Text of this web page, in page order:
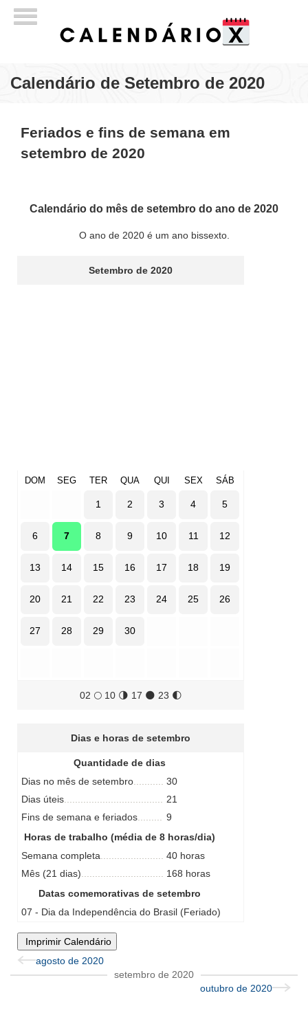
Calendário de Setembro de 2020
Feriados e fins de semana em
setembro de 2020
Calendário do mês de setembro do ano de 2020
O ano de 2020 é um ano bissexto.
Setembro de 2020
DOM SEG TER QUA QUI SEX SÁB
1 2 3 4 5
6 7 8 9 10 11 12
13 14 15 16 17 18 19
20 21 22 23 24 25 26
27 28 29 30
02 🌕10 🌗 17 🌑 23 🌓
Dias e horas de setembro
Quantidade de dias
Dias no mês de setembro
30
Dias úteis
21
Fins de semana e feriados
9
Horas de trabalho (média de 8 horas/dia)
Semana completa
40 horas
Mês (21 dias)
168 horas
Datas comemorativas de setembro
07 - Dia da Independência do Brasil (Feriado)
Imprimir Calendário
agosto de 2020
setembro de 2020
outubro de 2020